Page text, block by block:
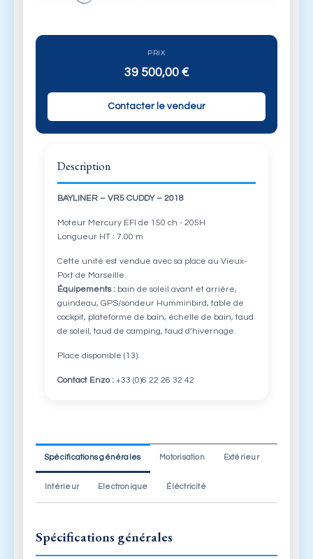
PRIX
39 500,00 €
Contacter le vendeur
Description
BAYLINER – VR5 CUDDY – 2018
Moteur Mercury EFI de 150 ch - 205H
Longueur HT : 7.00 m
Cette unité est vendue avec sa place au Vieux-
Port de Marseille.
Équipements :bain de soleil avant et arrière,
guindeau, GPS/sondeur Humminbird, table de
cockpit, plateforme de bain, échelle de bain, taud
de soleil, taud de camping, taud d’hivernage.
Place disponible (13).
Contact Enzo :+33 (0)6 22 26 32 42
Spécifications générales Motorisation Extérieur
Intérieur Electronique Éléctricité
Spécifications générales